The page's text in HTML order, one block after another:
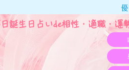
誕生日占いde相性・適職・​運